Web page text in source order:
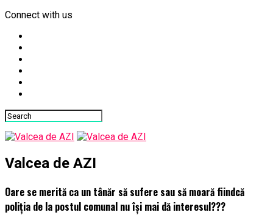
Connect with us
Valcea de AZI
Oare se merită ca un tânăr să sufere sau să moară fiindcă
poliția de la postul comunal nu își mai dă interesul???